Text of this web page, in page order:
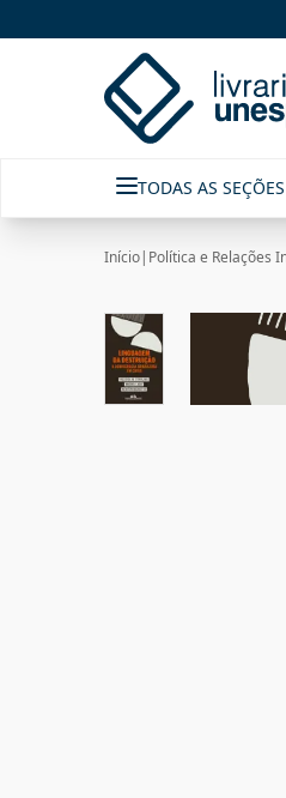
TODAS AS SEÇÕES
Início| Política e Relações